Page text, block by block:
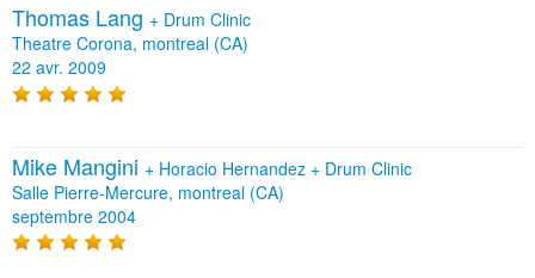
Thomas Lang + Drum Clinic
Theatre Corona, montreal (CA)
22 avr. 2009
Mike Mangini + Horacio Hernandez + Drum Clinic
Salle Pierre-Mercure, montreal (CA)
septembre 2004